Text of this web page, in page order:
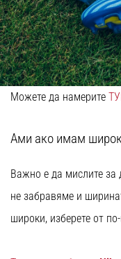
Можете да намерите
Ами ако имам
Важно е да мислите за
не забравяме и
широки, изберете от